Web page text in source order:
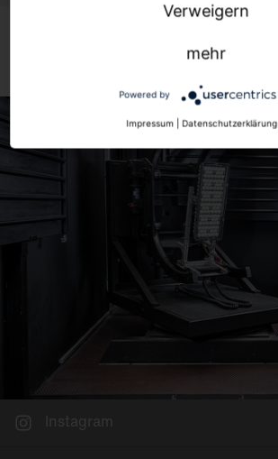
Instagram
Verweigern
mehr
Powered by
Impressum Datenschutzerklärung